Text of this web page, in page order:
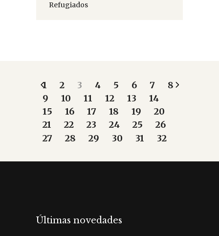
Refugiados
1 2 3 4 5 6 7
8
9
10 11 12 13
14
15
16 17 18 19
20
21
22 23 24 25
26
27
28 29 30 31 32
Últimas novedades